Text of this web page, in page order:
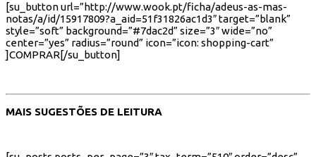
[su_button url=”http://www.wook.pt/ficha/adeus-as-mas-
notas/a/id/15917809?a_aid=51f31826ac1d3″ target=”blank”
style=”soft” background=”#7dac2d” size=”3″ wide=”no”
center=”yes” radius=”round” icon=”icon: shopping-cart”
]COMPRAR[/su_button]
MAIS SUGESTÕES DE LEITURA